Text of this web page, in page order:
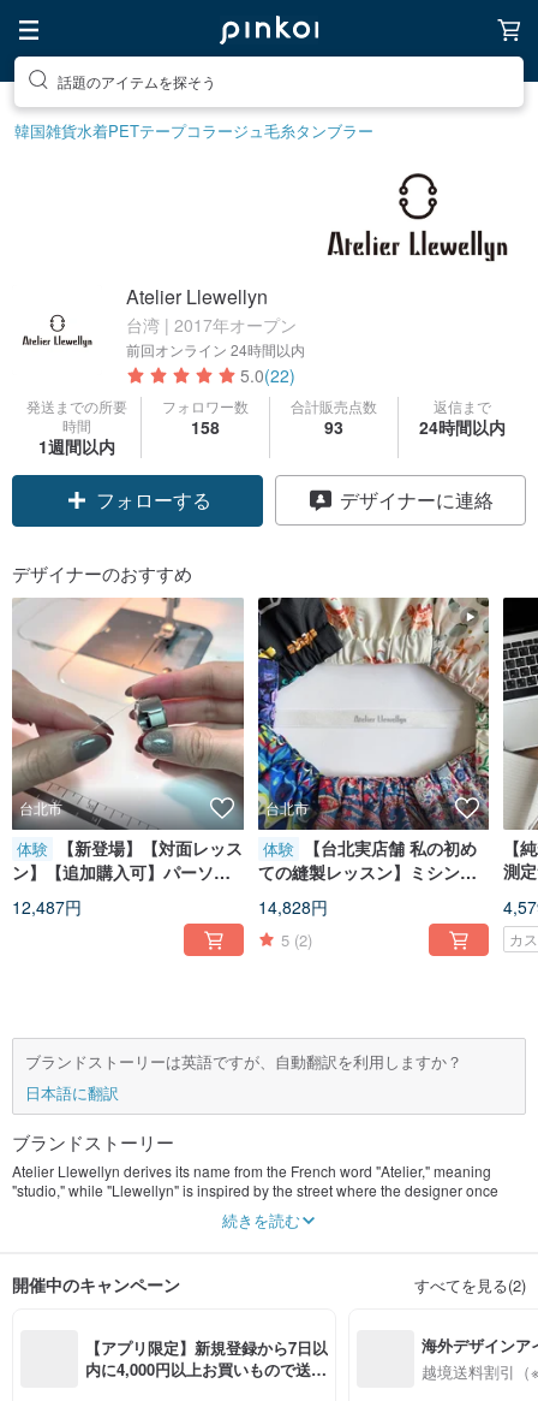
ユニークなアイテムを探そう
韓国雑貨水着PETテープコラージュ毛糸タンブラー
Atelier Llewellyn
台湾 | 2017年オープン
前回オンライン 24時間以内
5.0(22)
発送までの所要
時間
1週間以内
フォロワー数
158
合計販売点数
93
返信まで
24時間以内
フォローする デザイナーに連絡
デザイナーのおすすめ
台北市
体験
【新登場】【対面レッス
ン】【追加購入可】パーソナ
ルミシン操作指導 マンツーマ
ンレッスン
12,487円
台北市
体験
【台北実店舗 私の初め
ての縫製レッスン】ミシン基
礎入門マンツーマン
14,828円
5 (2)
【
測
カ
ブランドストーリーは英語ですが、自動翻訳を利用しますか？
日本語に翻訳
ブランドストーリー
Atelier Llewellyn derives its name from the French word "Atelier," meaning
"studio," while "Llewellyn" is inspired by the street where the designer once
lived during her studies in the United Kingdom. Throughout nearly five years of
studying abroad, she moved between various residences, but it was during her
The letter "L" in the brand name carries a deeper meaning: it represents the
embodiment of this vision — a creative space that blends aesthetics,
craftsmanship, and self-expression.
続きを読む
開催中のキャンペーン すべてを見る(2)
【アプリ限定】新規登録から7日以
内に4,000円以上お買いもので送料
海外デザインア
入
越境送料割引（